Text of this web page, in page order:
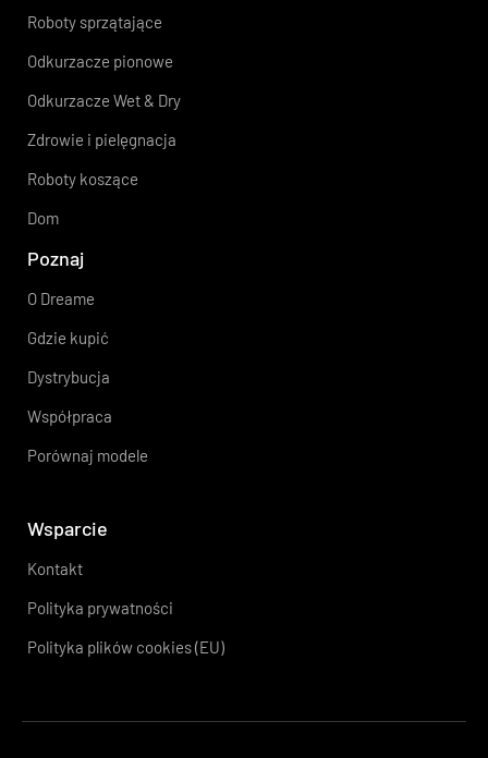
Roboty sprzątające
Odkurzacze pionowe
Odkurzacze Wet & Dry
Zdrowie i pielęgnacja
Roboty koszące
Dom
Poznaj
O Dreame
Gdzie kupić
Dystrybucja
Współpraca
Porównaj modele
Wsparcie
Kontakt
Polityka prywatności
Polityka plików cookies (EU)